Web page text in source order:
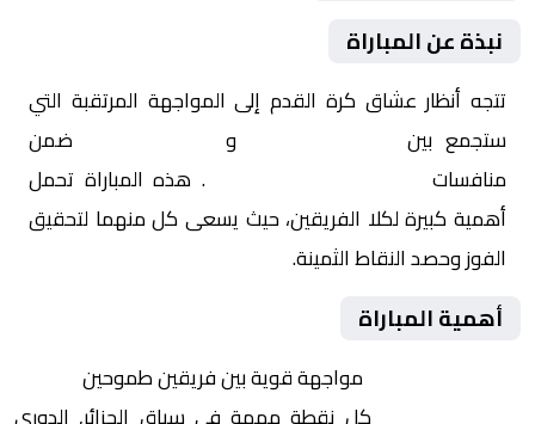
نبذة عن المباراة
تتجه أنظار عشاق كرة القدم إلى المواجهة المرتقبة التي
ستجمع بين
و
ضمن
منافسات
. هذه المباراة تحمل
أهمية كبيرة لكلا الفريقين، حيث يسعى كل منهما لتحقيق
الفوز وحصد النقاط الثمينة.
أهمية المباراة
مواجهة قوية بين فريقين طموحين